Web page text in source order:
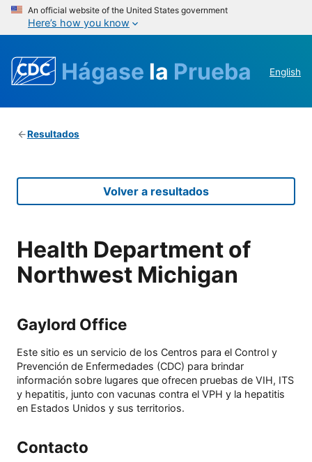
An official website of the United States government
Here’s how you know
Hágase la Prueba English
Resultados
Volver a resultados
Health Department of
Northwest Michigan
Gaylord Office
Este sitio es un servicio de los Centros para el Control y
Prevención de Enfermedades (CDC) para brindar
información sobre lugares que ofrecen pruebas de VIH, ITS
y hepatitis, junto con vacunas contra el VPH y la hepatitis
en Estados Unidos y sus territorios.
Contacto